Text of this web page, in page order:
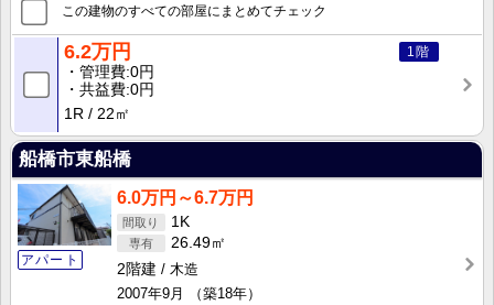
この建物のすべての部屋にまとめてチェック
1階
6.2万円
管理費 0円
共益費 0円
1R
22㎡
船橋市東船橋
アパート
6.0万円～6.7万円
1K
26.49㎡
2階建
木造
2007年9月
（築18年）